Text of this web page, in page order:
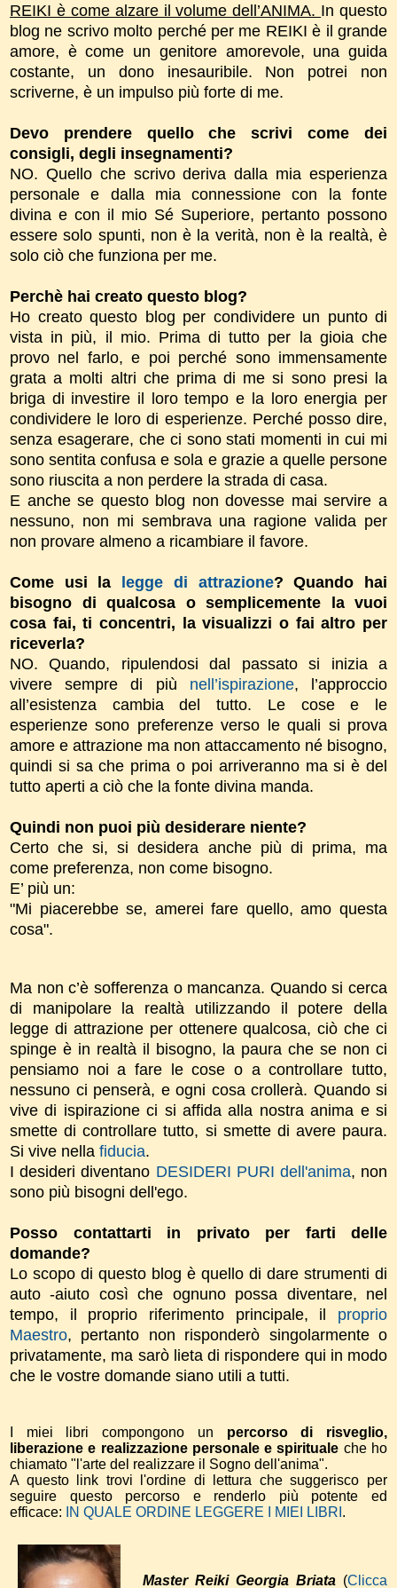
REIKI è come alzare il volume dell’ANIMA. In questo
blog ne scrivo molto perché per me REIKI è il grande
amore, è come un genitore amorevole, una guida
costante, un dono inesauribile. Non potrei non
scriverne, è un impulso più forte di me.
Devo prendere quello che scrivi come dei
consigli, degli insegnamenti?
NO. Quello che scrivo deriva dalla mia esperienza
personale e dalla mia connessione con la fonte
divina e con il mio Sé Superiore, pertanto possono
essere solo spunti, non è la verità, non è la realtà, è
solo ciò che funziona per me.
Perchè hai creato questo blog?
Ho creato questo blog per condividere un punto di
vista in più, il mio. Prima di tutto per la gioia che
provo nel farlo, e poi perché sono immensamente
grata a molti altri che prima di me si sono presi la
briga di investire il loro tempo e la loro energia per
condividere le loro di esperienze. Perché posso dire,
senza esagerare, che ci sono stati momenti in cui mi
sono sentita confusa e sola e grazie a quelle persone
sono riuscita a non perdere la strada di casa.
E anche se questo blog non dovesse mai servire a
nessuno, non mi sembrava una ragione valida per
non provare almeno a ricambiare il favore.
Come usi la legge di attrazione? Quando hai
bisogno di qualcosa o semplicemente la vuoi
cosa fai, ti concentri, la visualizzi o fai altro per
riceverla?
NO. Quando, ripulendosi dal passato si inizia a
vivere sempre di più nell’ispirazione, l’approccio
all’esistenza cambia del tutto. Le cose e le
esperienze sono preferenze verso le quali si prova
amore e attrazione ma non attaccamento né bisogno,
quindi si sa che prima o poi arriveranno ma si è del
tutto aperti a ciò che la fonte divina manda.
Quindi non puoi più desiderare niente?
Certo che si, si desidera anche più di prima, ma
come preferenza, non come bisogno.
E’ più un:
"Mi piacerebbe se, amerei fare quello, amo questa
cosa".
Ma non c’è sofferenza o mancanza. Quando si cerca
di manipolare la realtà utilizzando il potere della
legge di attrazione per ottenere qualcosa, ciò che ci
spinge è in realtà il bisogno, la paura che se non ci
pensiamo noi a fare le cose o a controllare tutto,
nessuno ci penserà, e ogni cosa crollerà. Quando si
vive di ispirazione ci si affida alla nostra anima e si
smette di controllare tutto, si smette di avere paura.
Si vive nella fiducia.
I desideri diventano DESIDERI PURI dell'anima, non
sono più bisogni dell'ego.
Posso contattarti in privato per farti delle
domande?
Lo scopo di questo blog è quello di dare strumenti di
auto -aiuto così che ognuno possa diventare, nel
tempo, il proprio riferimento principale, il proprio
Maestro, pertanto non risponderò singolarmente o
privatamente, ma sarò lieta di rispondere qui in modo
che le vostre domande siano utili a tutti.
I miei libri compongono un percorso di risveglio,
liberazione e realizzazione personale e spirituale che ho
chiamato "l'arte del realizzare il Sogno dell'anima".
A questo link trovi l'ordine di lettura che suggerisco per
seguire questo percorso e renderlo più potente ed
efficace:
IN QUALE ORDINE LEGGERE I MIEI LIBRI .
Master Reiki Georgia Briata(Clicca